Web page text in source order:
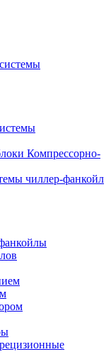
Компрессорно-
чиллер-фанкойл